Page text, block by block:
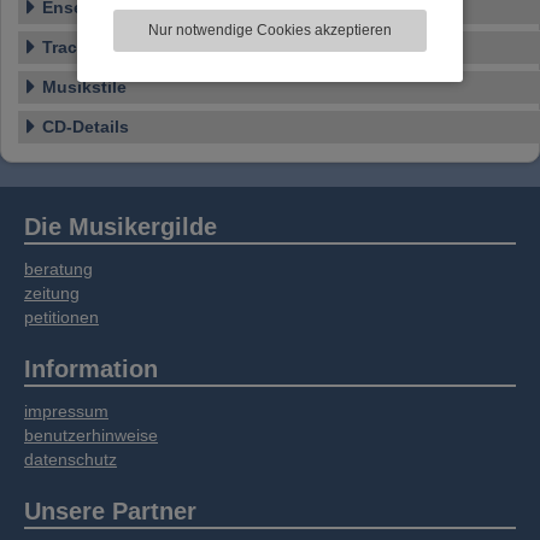
zu analysieren. Dabei werden ggf.
Informationen zu Ihrer Verwendung unserer
soziale Medien, Werbung und Analysen
Informationen möglicherweise mit weiteren
Daten zusammen, die Sie bereitgestellt haben
oder die sie im Rahmen Ihrer Nutzung der
Nur notwendige Cookies akzeptieren
Ensemble
Tracklist
Musikstile
CD-Details
Die Musikergilde
beratung
zeitung
petitionen
Information
impressum
benutzerhinweise
datenschutz
Unsere Partner